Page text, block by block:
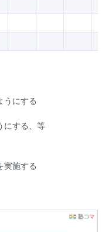
うにする
にする、等
実施する